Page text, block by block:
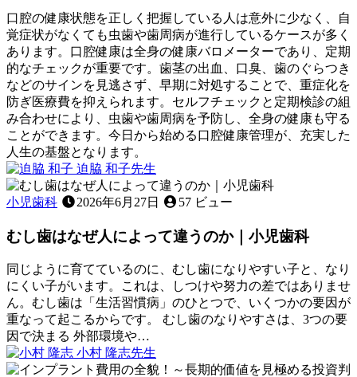
さ
れ
が
ち
な
原
因
を
知
る
～
関
係
〜
見
た
目
以
上
に
大
切
な
割〜
口腔の健康状態を正しく把握している人は意外に少なく、自
覚症状がなくても虫歯や歯周病が進行しているケースが多く
あります。口腔健康は全身の健康バロメーターであり、定期
的なチェックが重要です。歯茎の出血、口臭、歯のぐらつき
などのサインを見逃さず、早期に対処することで、重症化を
防ぎ医療費を抑えられます。セルフチェックと定期検診の組
み合わせにより、虫歯や歯周病を予防し、全身の健康も守る
ことができます。今日から始める口腔健康管理が、充実した
人生の基盤となります。
迫脇 和子先生
年
6
22
日
あ
な
の
腔
健
康
度
を
チ
ェ
小児歯科 2026年6月27日 57 ビュー
むし歯はなぜ人によって違うのか｜小児歯科
同じように育てているのに、むし歯になりやすい子と、なり
にくい子がいます。これは、しつけや努力の差ではありませ
ん。むし歯は「生活習慣病」のひとつで、いくつかの要因が
重なって起こるからです。 むし歯のなりやすさは、3つの要
因で決まる 外部環境や…
小村 隆志先生
年
む